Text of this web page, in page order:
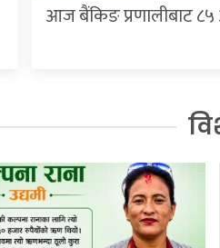
आज बैंकिङ प्रणालीबाट ८५